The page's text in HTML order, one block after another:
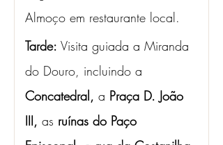
Almoço em restaurante local.
Tarde: Visita guiada a Miranda
do Douro, incluindo a
Concatedral, a Praça D. João
III, as ruínas do Paço